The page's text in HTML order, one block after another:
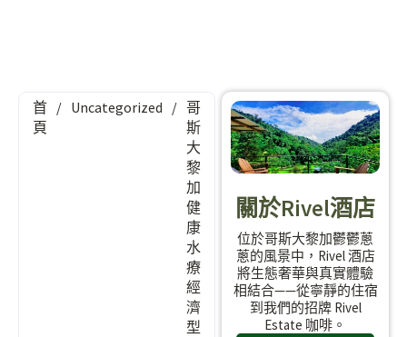
首
頁
/ Uncategorized / 哥
斯
大
黎
加
健
康
水
療
經
濟
型
關於Rivel酒店
位於哥斯大黎加鬱鬱蔥
蔥的風景中，Rivel 酒店
將生態奢華與真實體驗
相結合——從寧靜的住宿
到我們的招牌 Rivel
Estate 咖啡。